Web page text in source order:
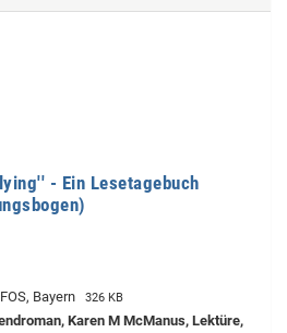
- Ein Lesetagebuch
Bayern 326 KB
Karen M McManus, Lektüre,